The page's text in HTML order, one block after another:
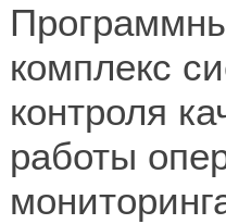
комплекс
контроля
работы